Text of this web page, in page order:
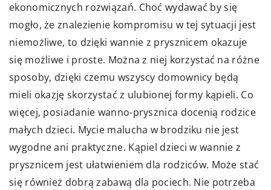
ekonomicznych rozwiązań. Choć wydawać by się
mogło, że znalezienie kompromisu w tej sytuacji jest
niemożliwe, to dzięki wannie z prysznicem okazuje
się możliwe i proste. Można z niej korzystać na różne
sposoby, dzięki czemu wszyscy domownicy będą
mieli okazję skorzystać z ulubionej formy kąpieli. Co
więcej, posiadanie wanno-prysznica docenią rodzice
małych dzieci. Mycie malucha w brodziku nie jest
wygodne ani praktyczne. Kąpiel dzieci w wannie z
prysznicem jest ułatwieniem dla rodziców. Może stać
się również dobrą zabawą dla pociech. Nie potrzeba